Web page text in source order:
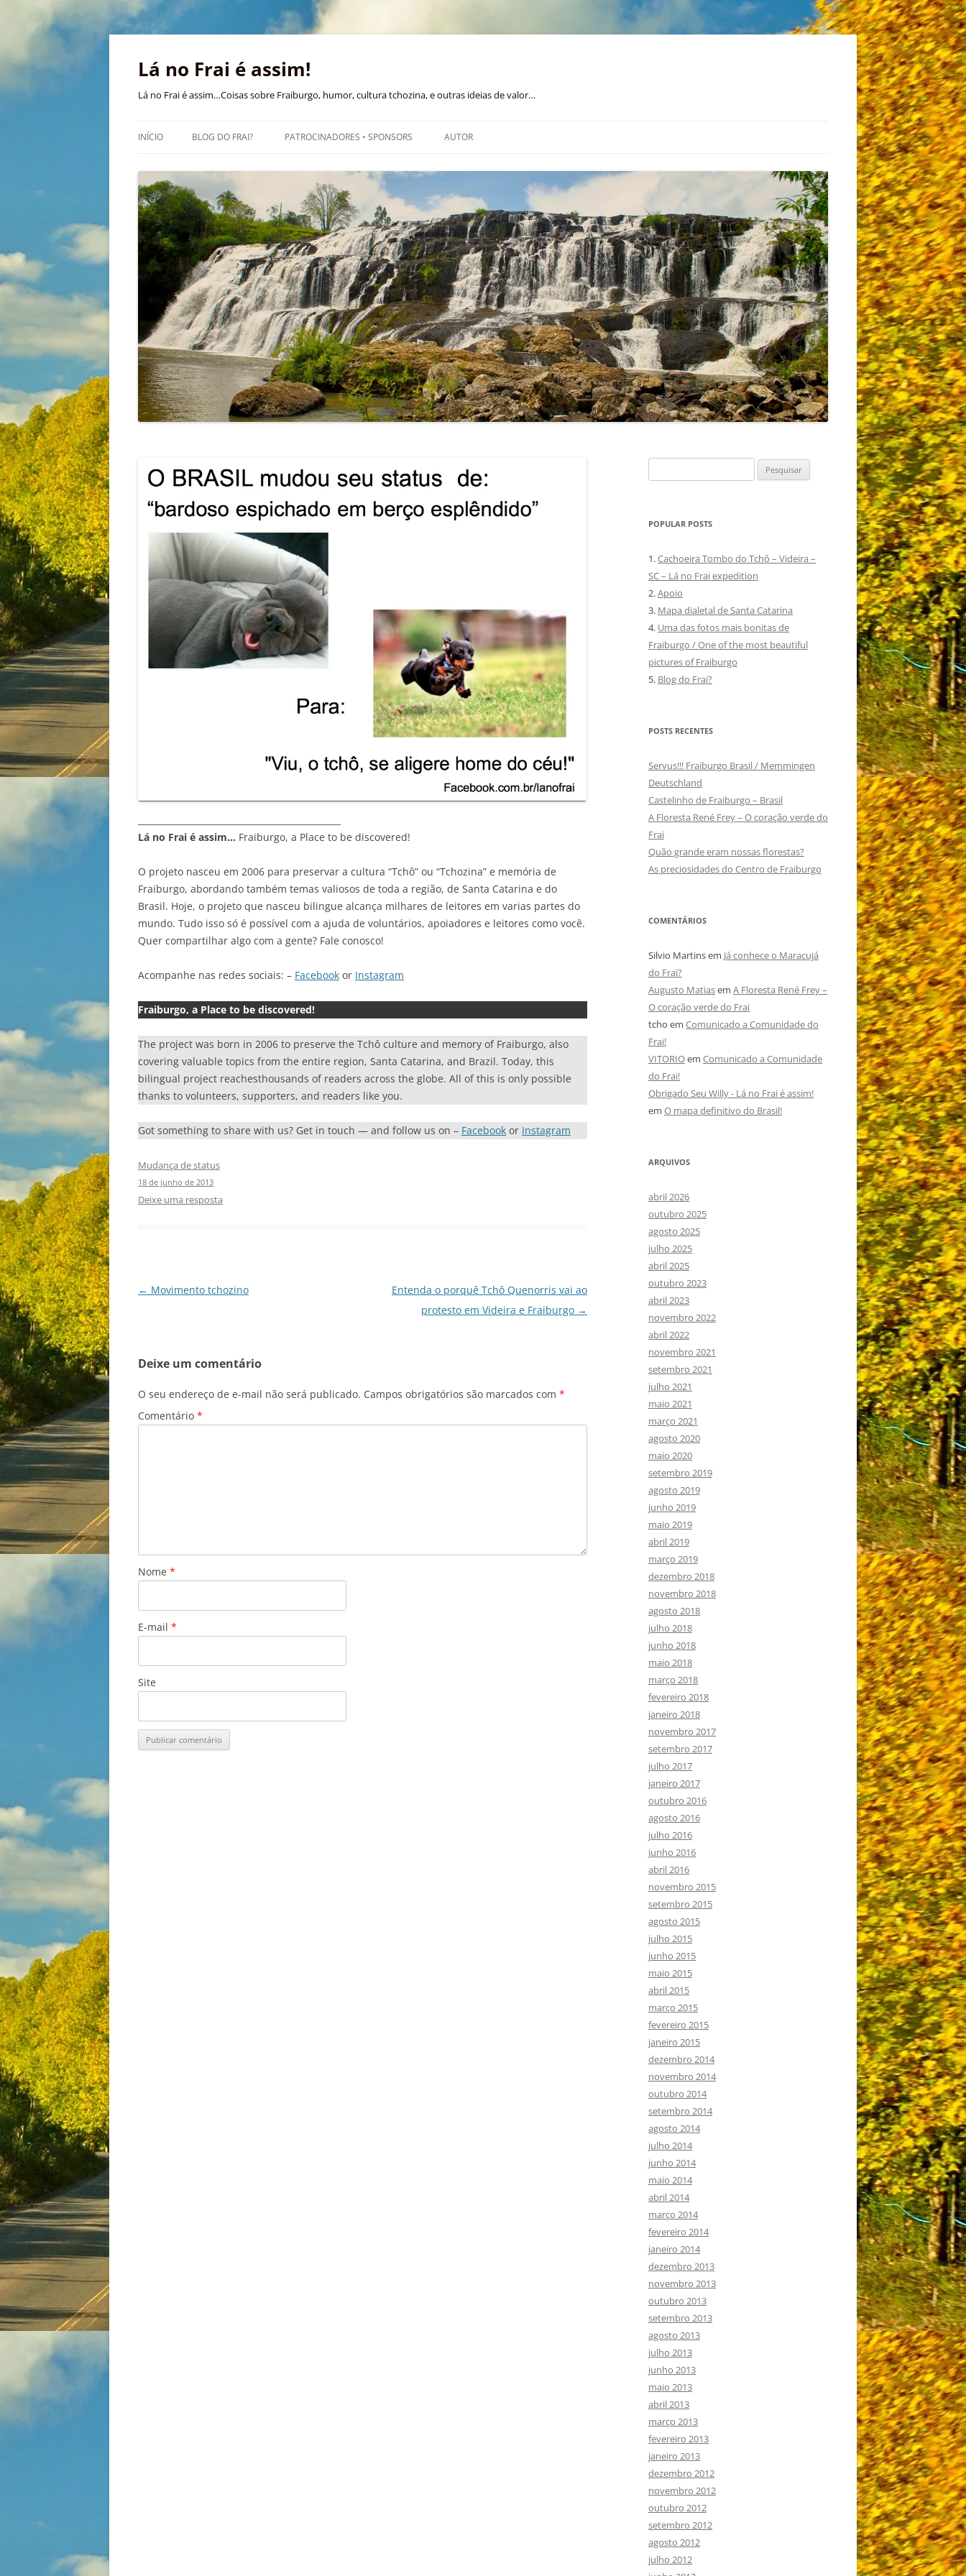
Pular
conteúdo
Lá no Frai é assim!
Lá no Frai é assim…Coisas sobre Fraiburgo, humor, cultura tchozina, e outras ideias de valor…
INÍCIO BLOG DO FRAI? PATROCINADORES • SPONSORS AUTOR
Lá no Frai é assim… Fraiburgo, a Place to be discovered!
O projeto nasceu em 2006 para preservar a cultura “Tchô” ou “Tchozina” e memória de
Fraiburgo, abordando também temas valiosos de toda a região, de Santa Catarina e do
Brasil. Hoje, o projeto que nasceu bilingue alcança milhares de leitores em varias partes do
mundo. Tudo isso só é possível com a ajuda de voluntários, apoiadores e leitores como você.
Quer compartilhar algo com a gente? Fale conosco!
Acompanhe nas redes sociais: – Facebook or Instagram
Fraiburgo, a Place to be discovered!
The project was born in 2006 to preserve the Tchô culture and memory of Fraiburgo, also
covering valuable topics from the entire region, Santa Catarina, and Brazil. Today, this
bilingual project reachesthousands of readers across the globe. All of this is only possible
thanks to volunteers, supporters, and readers like you.
Got something to share with us? Get in touch — and follow us on – Facebook or Instagram
Mudança de status
18 de junho de 2013
Deixe uma resposta
Navegação
← Movimento tchozino
Entenda o porquê Tchô Quenorris vai ao
protesto em Videira e Fraiburgo →
Deixe um comentário
O seu endereço de e-mail não será publicado. Campos obrigatórios são marcados com *
Comentário *
Nome *
E-mail *
Site
por:
POPULAR POSTS
1.Cachoeira Tombo do Tchô – Videira –
SC – Lá no Frai expedition
2.Apoio
3. Mapa dialetal de Santa Catarina
4. Uma das fotos mais bonitas de
Fraiburgo / One of the most beautiful
pictures of Fraiburgo
5. Blog do Frai?
POSTS RECENTES
Servus!!! Fraiburgo Brasil / Memmingen
Deutschland
Castelinho de Fraiburgo – Brasil
A Floresta René Frey – O coração verde do
Frai
Quão grande eram nossas florestas?
As preciosidades do Centro de Fraiburgo
COMENTÁRIOS
Silvio Martinsem Já conhece o Maracujá
do Frai?
Augusto Matiasem A Floresta René Frey –
O coração verde do Frai
tcho em Comunicado a Comunidade do
Frai!
VITORIOem Comunicado a Comunidade
do Frai!
Obrigado Seu Willy - Lá no Frai é assim!
em O mapa definitivo do Brasil!
ARQUIVOS
abril 2026
outubro 2025
agosto 2025
julho 2025
abril 2025
outubro 2023
abril 2023
novembro 2022
abril 2022
novembro 2021
setembro 2021
julho 2021
maio 2021
março 2021
agosto 2020
maio 2020
setembro 2019
agosto 2019
junho 2019
maio 2019
abril 2019
março 2019
dezembro 2018
novembro 2018
agosto 2018
julho 2018
junho 2018
maio 2018
março 2018
fevereiro 2018
janeiro 2018
novembro 2017
setembro 2017
julho 2017
janeiro 2017
outubro 2016
agosto 2016
julho 2016
junho 2016
abril 2016
novembro 2015
setembro 2015
agosto 2015
julho 2015
junho 2015
maio 2015
abril 2015
março 2015
fevereiro 2015
janeiro 2015
dezembro 2014
novembro 2014
outubro 2014
setembro 2014
agosto 2014
julho 2014
junho 2014
maio 2014
abril 2014
março 2014
fevereiro 2014
janeiro 2014
dezembro 2013
novembro 2013
outubro 2013
setembro 2013
agosto 2013
julho 2013
junho 2013
maio 2013
abril 2013
março 2013
fevereiro 2013
janeiro 2013
dezembro 2012
novembro 2012
outubro 2012
setembro 2012
agosto 2012
julho 2012